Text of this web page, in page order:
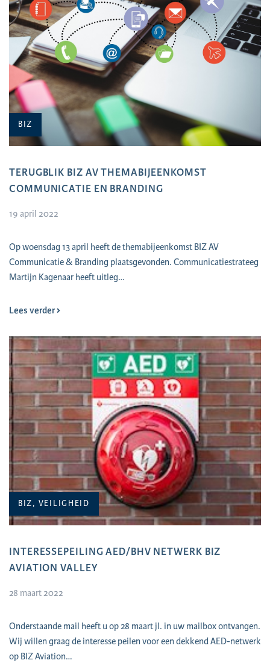
BIZ
TERUGBLIK BIZ AV THEMABIJEENKOMST
COMMUNICATIE EN BRANDING
19 april 2022
​Op woensdag 13 april heeft de themabijeenkomst BIZ AV
Communicatie & Branding plaatsgevonden. Communicatiestrateeg
Martijn Kagenaar heeft uitleg…
Lees verder
BIZ, VEILIGHEID
INTERESSEPEILING AED/BHV NETWERK BIZ
AVIATION VALLEY
28 maart 2022
Onderstaande mail heeft u op 28 maart jl. in uw mailbox ontvangen.
Wij willen graag de interesse peilen voor een dekkend AED-netwerk
op BIZ Aviation…